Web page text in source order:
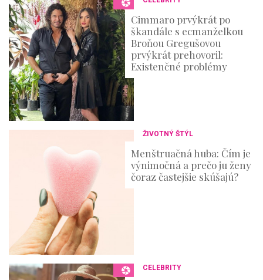
d
s
Cimmaro prvýkrát po
škandále s ecmanželkou
Broňou Gregušovou
prvýkrát prehovoril:
Existenčné problémy
ŽIVOTNÝ ŠTÝL
Menštruačná huba: Čím je
výnimočná a prečo ju ženy
čoraz častejšie skúšajú?
CELEBRITY